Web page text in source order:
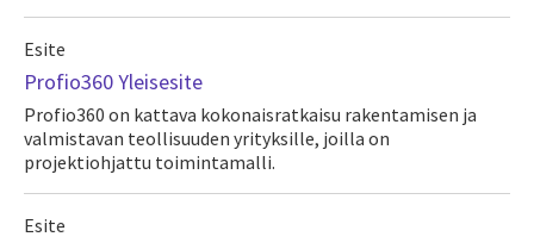
Esite
Profio360 Yleisesite
Profio360 on kattava kokonaisratkaisu rakentamisen ja
valmistavan teollisuuden yrityksille, joilla on
projektiohjattu toimintamalli.
Esite